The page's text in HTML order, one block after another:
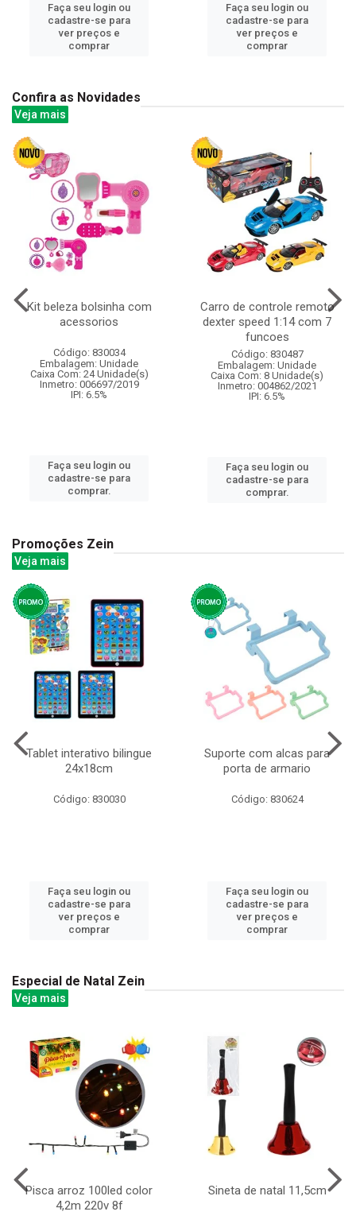
Faça seu login ou
cadastre-se para
ver preços e
comprar
Faça seu login ou
cadastre-se para
ver preços e
comprar
Confira as Novidades
Veja mais
Kit beleza bolsinha com
acessorios
Código: 830034
Embalagem: Unidade
Caixa Com: 24 Unidade(s)
Inmetro: 006697/2019
IPI: 6.5%
Faça seu login ou
cadastre-se para
comprar.
Carro de controle remoto
dexter speed 1:14 com 7
funcoes
Código: 830487
Embalagem: Unidade
Caixa Com: 8 Unidade(s)
Inmetro: 004862/2021
IPI: 6.5%
Faça seu login ou
cadastre-se para
comprar.
Promoções Zein
Veja mais
Tablet interativo bilingue
24x18cm
Código: 830030
Faça seu login ou
cadastre-se para
ver preços e
comprar
Suporte com alcas para
porta de armario
Código: 830624
Faça seu login ou
cadastre-se para
ver preços e
comprar
Especial de Natal Zein
Veja mais
Pisca arroz 100led color
4,2m 220v 8f
Sineta de natal 11,5cm